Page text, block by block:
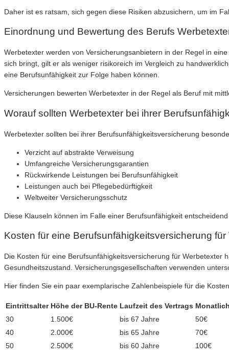
Daher ist es ratsam, sich gegen diese Risiken abzusichern, um im
Einordnung und Bewertung des Berufs
Werbetexter werden von Versicherungsanbietern in der Regel in
sich bringt, gilt er als weniger risikoreich im Vergleich zu
eine Berufsunfähigkeit zur Folge haben können.
Versicherungen bewerten Werbetexter in der Regel als Beruf mit
Worauf sollten Werbetexter bei ihrer
Werbetexter sollten bei ihrer Berufsunfähigkeitsversicherung
Verzicht auf abstrakte Verweisung
Umfangreiche Versicherungsgarantien
Rückwirkende Leistungen bei Berufsunfähigkeit
Leistungen auch bei Pflegebedürftigkeit
Weltweiter Versicherungsschutz
Diese Klauseln können im Falle einer Berufsunfähigkeit
Kosten für eine Berufsunfähigkeitsversicherung für
Die Kosten für eine Berufsunfähigkeitsversicherung für
Gesundheitszustand. Versicherungsgesellschaften verwenden
Hier finden Sie ein paar exemplarische Zahlenbeispiele für die
Eintrittsalter Höhe der BU-Rente Laufzeit des Vertrags
30
1.500€ bis 67 Jahre
50€
40
2.000€ bis 65 Jahre
70€
50
2.500€ bis 60 Jahre 100€